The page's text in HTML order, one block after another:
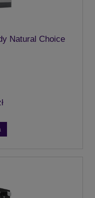
Natural Choice